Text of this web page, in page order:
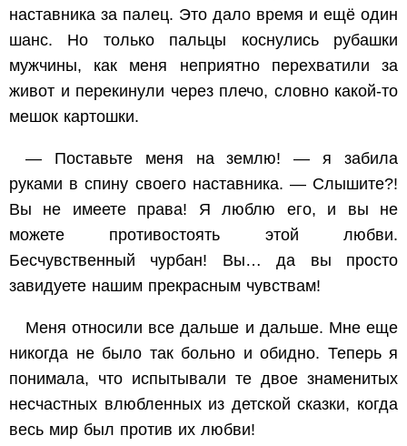
наставника за палец. Это дало время и ещё один
шанс. Но только пальцы коснулись рубашки
мужчины, как меня неприятно перехватили за
живот и перекинули через плечо, словно какой-то
мешок картошки.
— Поставьте меня на землю! — я забила
руками в спину своего наставника. — Слышите?!
Вы не имеете права! Я люблю его, и вы не
можете противостоять этой любви.
Бесчувственный чурбан! Вы… да вы просто
завидуете нашим прекрасным чувствам!
Меня относили все дальше и дальше. Мне еще
никогда не было так больно и обидно. Теперь я
понимала, что испытывали те двое знаменитых
несчастных влюбленных из детской сказки, когда
весь мир был против их любви!